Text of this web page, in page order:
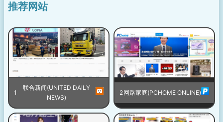
推荐网站
1
联合新闻(UNITED DAILY
NEWS)
2网路家庭(PCHOME ONLINE)